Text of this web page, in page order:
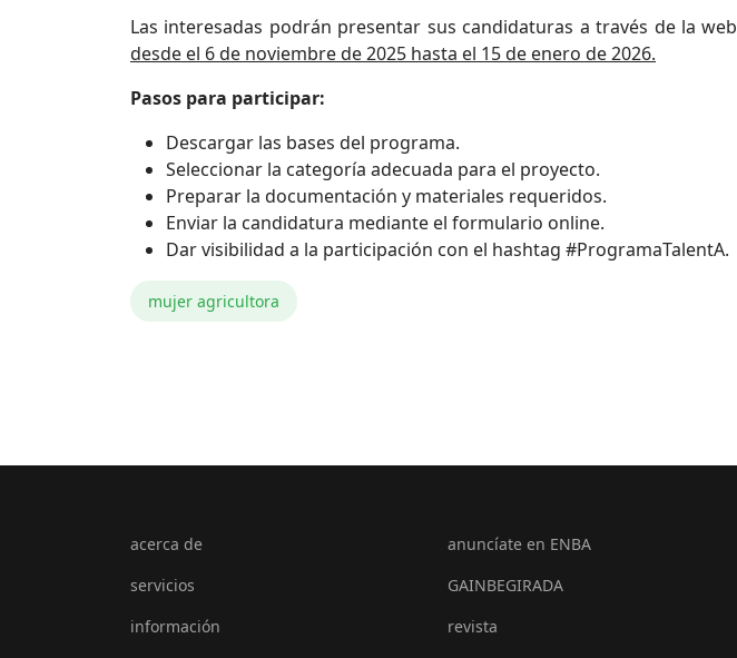
Las interesadas podrán presentar sus candidaturas a través de la web
desde el 6 de noviembre de 2025 hasta el 15 de enero de 2026.
Pasos para participar:
Descargar las bases del programa.
Seleccionar la categoría adecuada para el proyecto.
Preparar la documentación y materiales requeridos.
Enviar la candidatura mediante el formulario online.
Dar visibilidad a la participación con el hashtag #ProgramaTalentA.
mujer agricultora
acerca de
servicios
información
anuncíate en ENBA
GAINBEGIRADA
revista